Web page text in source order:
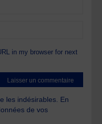
in my browser for next
les indésirables. En
de vos